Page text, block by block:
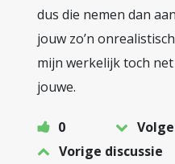
dus die nemen dan
jouw zo’n
mijn werkelijk toch
jouwe.
0
Vorige discussie